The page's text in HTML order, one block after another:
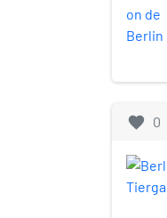
favorite 0